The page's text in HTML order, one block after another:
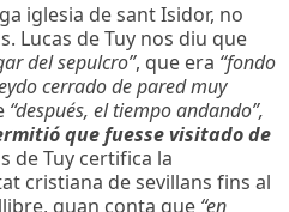
iglesia de sant Isidor, no
Lucas de Tuy nos diu que
del sepulcro”, que era “fondo
cerrado de pared muy
“después, el tiempo andando”,
que fuesse visitado de
de Tuy certifica la
cristiana de sevillans fins al
quan conta que “en